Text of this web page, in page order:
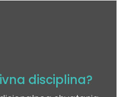
disciplina?